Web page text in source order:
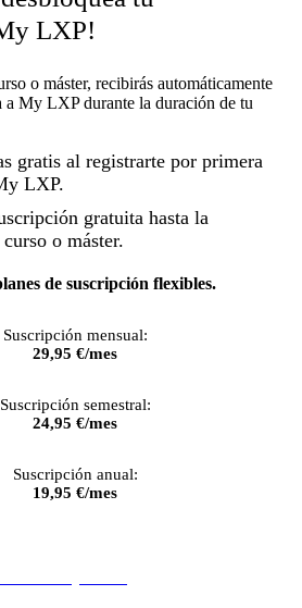
LXP!
o máster, recibirás automáticamente
a My LXP durante la duración de tu
gratis al registrarte por primera
LXP.
gratuita hasta la
o máster.
de suscripción flexibles.
Suscripción mensual:
29,95 €/mes
Suscripción semestral:
24,95 €/mes
Suscripción anual:
19,95 €/mes